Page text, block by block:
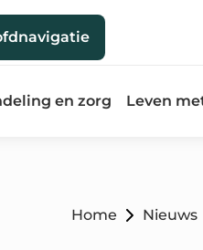
en zorg Leven
Home Nieuws